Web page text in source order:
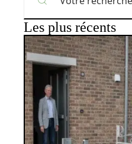
Les plus récents